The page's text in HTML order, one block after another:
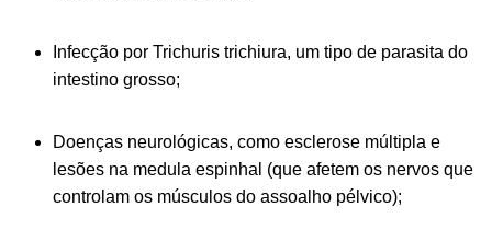
Infecção por Trichuris trichiura, um tipo de parasita do
intestino grosso;
Doenças neurológicas, como esclerose múltipla e
lesões na medula espinhal (que afetem os nervos que
controlam os músculos do assoalho pélvico);